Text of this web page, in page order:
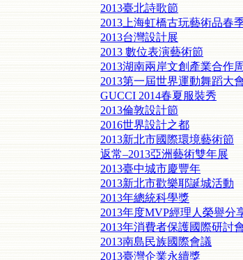
2013臺北詩歌節
2013上海虹橋古玩藝術品春
2013台灣設計展
2013 數位表演藝術節
2013湖南兩岸文創產業合作周
2013第一屆世界運動舞蹈大
GUCCI 2014春夏服裝秀
2013倫敦設計節
2016世界設計之都
2013新北市國際環境藝術節
返常–2013亞洲藝術雙年展
2013臺中城市慶豐年
2013新北市歡樂耶誕城活動
2013年總統科學獎
2013年度MVP經理人榮譽分
2013年消費者保護國際研討
2013南島民族國際會議
2013臺灣企業永續獎